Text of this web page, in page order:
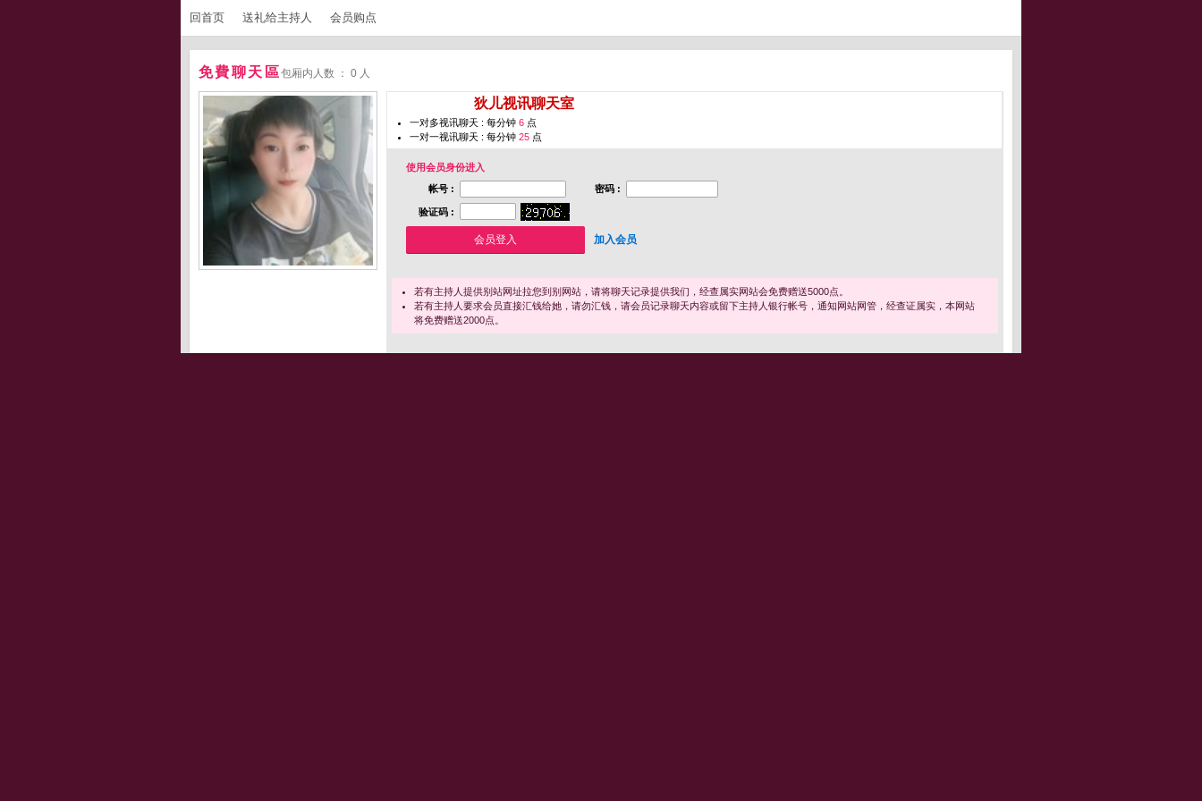
回首页 送礼给主持人 会员购点
免費聊天區包厢内人数 ： 0 人
狄儿视讯聊天室
一对多视讯聊天 : 每分钟 6 点
一对一视讯聊天 : 每分钟 25 点
使用会员身份进入
帐号 :
密码 :
验证码 :
加入会员
若有主持人提供别站网址拉您到别网站，请将聊天记录提供我们，经查属实网站会免费赠送5000点。
若有主持人要求会员直接汇钱给她，请勿汇钱，请会员记录聊天内容或留下主持人银行帐号，通知网站网管，经查证属实，本网站
将免费赠送2000点。